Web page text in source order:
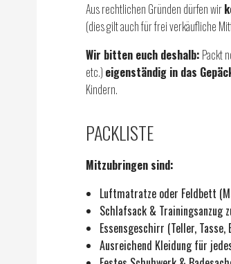
Aus rechtlichen Gründen dürfen wir
(dies gilt auch für frei verkäufliche
Wir bitten euch deshalb: Packt
etc.) eigenständig in das
Kindern.
PACKLISTE
Mitzubringen sind:
Luftmatratze oder Feldbett
Schlafsack & Trainingsanzug
Essensgeschirr (Teller,
Ausreichend Kleidung für